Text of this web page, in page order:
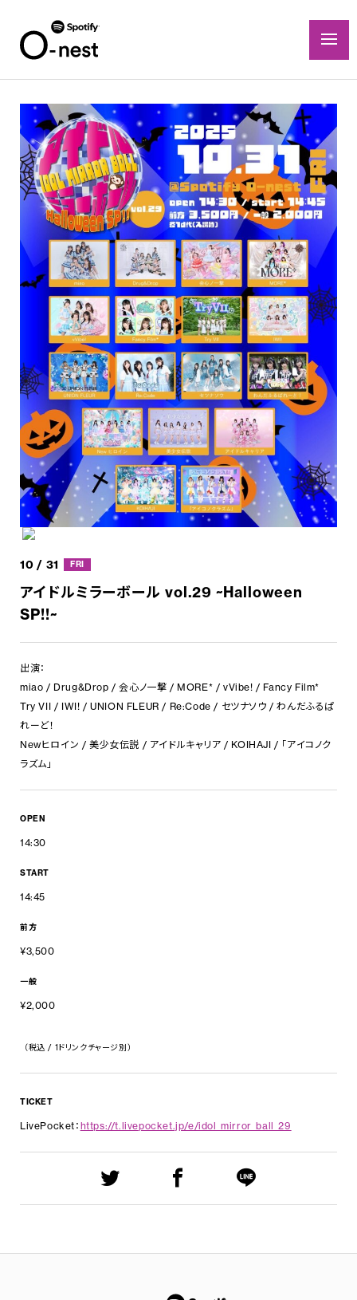
10 / 31 FRI
アイドルミラーボール vol.29 ~Halloween
SP!!~
出演：
miao / Drug&Drop / 会心ノ一撃 / MORE* / vVibe! / Fancy Film*
Try VII / IWI! / UNION FLEUR / Re:Code / セツナソウ / わんだふるぱ
れーど！
Newヒロイン / 美少女伝説 / アイドルキャリア / KOIHAJI / 「アイコノク
ラズム」
OPEN
14:30
START
14:45
前方
¥3,500
一般
¥2,000
（税込 / 1ドリンクチャージ別）
TICKET
LivePocket： https://t.livepocket.jp/e/idol_mirror_ball_29